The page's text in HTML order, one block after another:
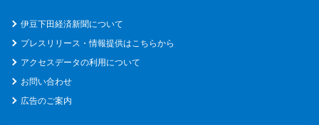
伊豆下田経済新聞について
プレスリリース・情報提供はこちらから
アクセスデータの利用について
お問い合わせ
広告のご案内